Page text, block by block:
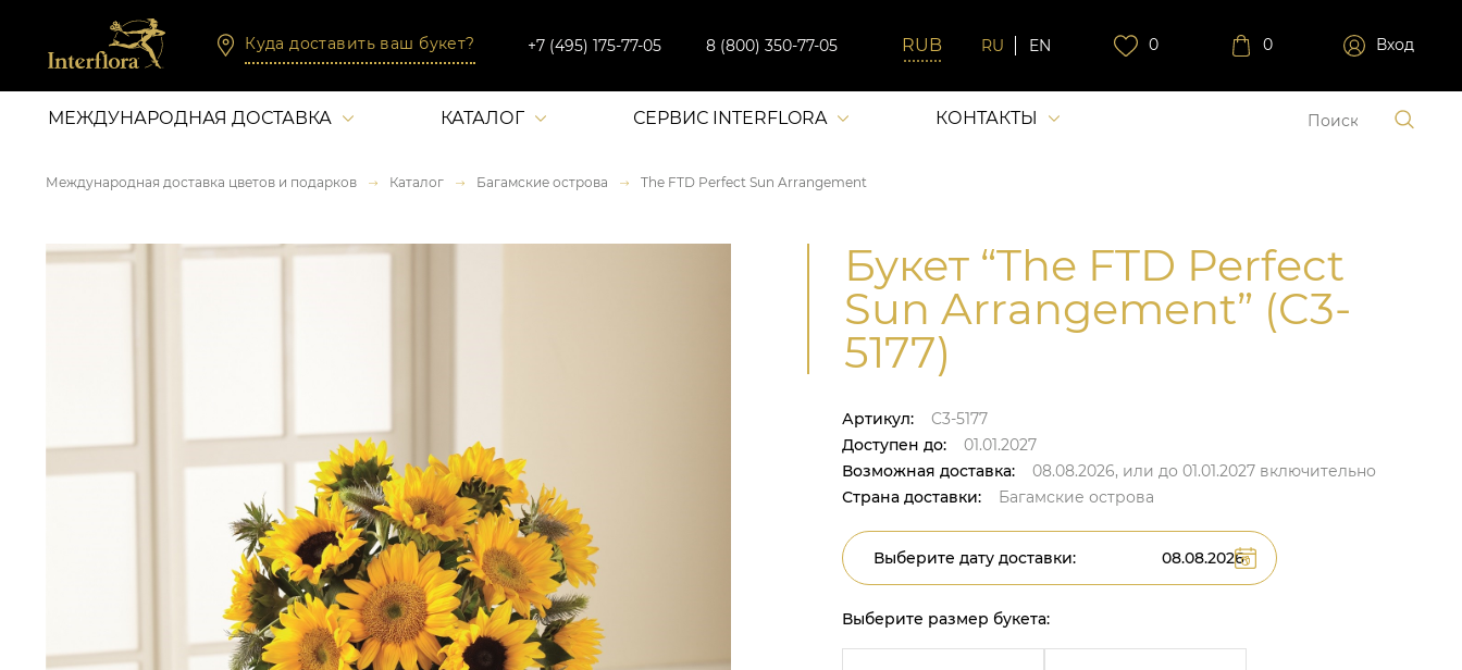
Куда доставить ваш букет? +7 (495) 175-77-05 8 (800) 350-77-05 RU EN 0 0 Вход
МЕЖДУНАРОДНАЯ ДОСТАВКА КАТАЛОГ СЕРВИС INTERFLORA КОНТАКТЫ
Международная доставка цветов и подарков Каталог Багамские острова The FTD Perfect Sun Arrangement
Букет “The FTD Perfect
Sun Arrangement” (C3-
5177)
Артикул:
C3-5177
Доступен до:
01.01.2027
Возможная доставка:
08.08.2026, или до 01.01.2027 включительно
Страна доставки:
Багамские острова
Выберите дату доставки:
Выберите размер букета: